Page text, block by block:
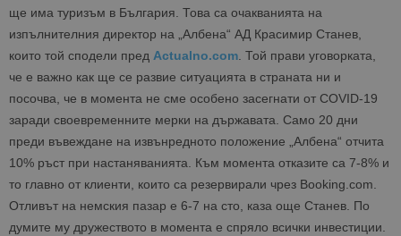
ще има туризъм в България. Това са очакванията на
изпълнителния директор на „Албена“ АД Красимир Станев,
които той сподели пред Actualno.com. Той прави уговорката,
че е важно как ще се развие ситуацията в страната ни и
посочва, че в момента не сме особено засегнати от COVID-19
заради своевременните мерки на държавата. Само 20 дни
преди въвеждане на извънредното положение „Албена“ отчита
10% ръст при настаняванията. Към момента отказите са 7-8% и
то главно от клиенти, които са резервирали чрез Booking.com.
Отливът на немския пазар е 6-7 на сто, каза още Станев. По
думите му дружеството в момента е спряло всички инвестиции.